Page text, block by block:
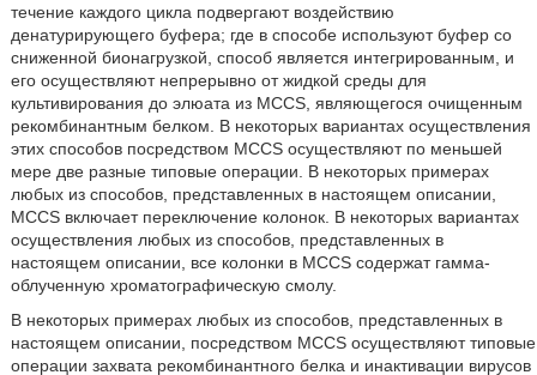
течение каждого цикла подвергают воздействию
денатурирующего буфера; где в способе используют буфер со
сниженной бионагрузкой, способ является интегрированным, и
его осуществляют непрерывно от жидкой среды для
культивирования до элюата из MCCS, являющегося очищенным
рекомбинантным белком. В некоторых вариантах осуществления
этих способов посредством MCCS осуществляют по меньшей
мере две разные типовые операции. В некоторых примерах
любых из способов, представленных в настоящем описании,
MCCS включает переключение колонок. В некоторых вариантах
осуществления любых из способов, представленных в
настоящем описании, все колонки в MCCS содержат гамма-
облученную хроматографическую смолу.
В некоторых примерах любых из способов, представленных в
настоящем описании, посредством MCCS осуществляют типовые
операции захвата рекомбинантного белка и инактивации вирусов